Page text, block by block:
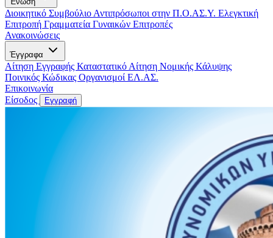
Διοικητικό Συμβούλιο Αντιπρόσωποι στην Π.Ο.ΑΣ.Υ. Ελεγκτική
Επιτροπή Γραμματεία Γυναικών Επιτροπές
Ανακοινώσεις
Έγγραφα
Αίτηση Εγγραφής Καταστατικό Αίτηση Νομικής Κάλυψης
Ποινικός Κώδικας Οργανισμοί ΕΛ.ΑΣ.
Επικοινωνία
Είσοδος
Εγγραφή